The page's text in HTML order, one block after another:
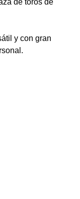
de toros de
y con gran